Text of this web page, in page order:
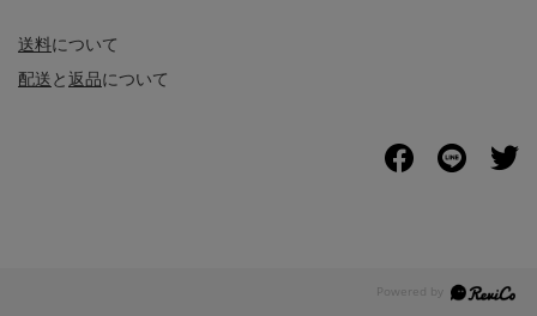
送料について
配送と返品について